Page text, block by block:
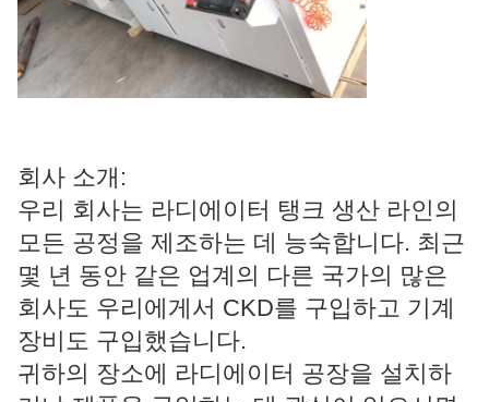
회사 소개:
우리 회사는 라디에이터 탱크 생산 라인의
모든 공정을 제조하는 데 능숙합니다. 최근
몇 년 동안 같은 업계의 다른 국가의 많은
회사도 우리에게서 CKD를 구입하고 기계
장비도 구입했습니다.
귀하의 장소에 라디에이터 공장을 설치하